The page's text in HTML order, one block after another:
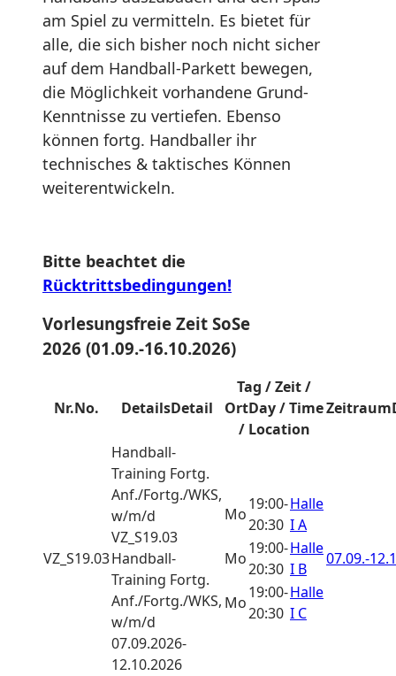
am Spiel zu vermitteln. Es bietet für
alle, die sich bisher noch nicht sicher
auf dem Handball-Parkett bewegen,
die Möglichkeit vorhandene Grund-
Kenntnisse zu vertiefen. Ebenso
können fortg. Handballer ihr
technisches & taktisches Können
weiterentwickeln.
Bitte beachtet die
Rücktrittsbedingungen!
Vorlesungsfreie Zeit SoSe
2026 (01.09.-16.10.2026)
Nr.No. DetailsDetail
Tag / Zeit /
OrtDay / Time
/ Location
Zeitraum
VZ_S19.03
Handball-
Training Fortg.
Anf./Fortg./WKS,
w/m/d
VZ_S19.03
Handball-
Training Fortg.
Anf./Fortg./WKS,
w/m/d
07.09.2026-
12.10.2026
Mo
19:00-
20:30
Halle
I A
Mo
19:00-
20:30
Halle
I B
Mo
19:00-
20:30
Halle
I C
07.09.-